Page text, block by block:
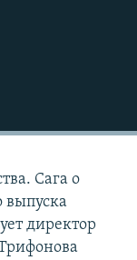
Сага о
выпуска
директор